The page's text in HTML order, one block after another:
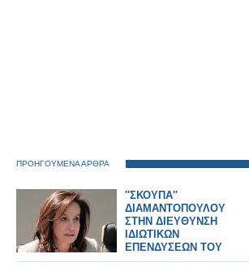
ΠΡΟΗΓΟΥΜΕΝΑ ΑΡΘΡΑ
''ΣΚΟΥΠΑ''
ΔΙΑΜΑΝΤΟΠΟΥΛΟΥ
ΣΤΗΝ ΔΙΕΥΘΥΝΣΗ
ΙΔΙΩΤΙΚΩΝ
ΕΠΕΝΔΥΣΕΩΝ ΤΟΥ
ΥΠ.ΑΝ.